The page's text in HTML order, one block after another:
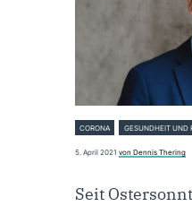
CORONA GESUNDHEIT UND
5. April 2021 von Dennis Thering
Seit